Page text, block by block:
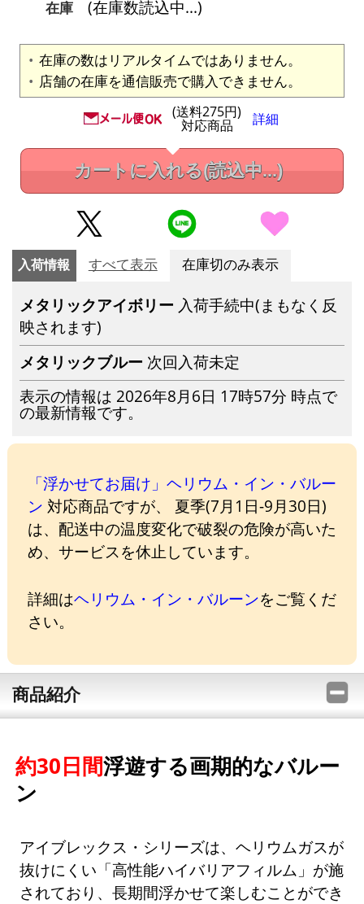
在庫
(在庫数読込中...)
在庫の数はリアルタイムではありません。
店舗の在庫を通信販売で購入できません。
(送料275円)
対応商品 詳細
カートに入れる(読込中...)
入荷情報 すべて表示 在庫切のみ表示
メタリックアイボリー 入荷手続中(まもなく反
映されます)
メタリックブルー 次回入荷未定
表示の情報は 2026年8月6日 17時57分 時点で
の最新情報です。
「浮かせてお届け」ヘリウム・イン・バルー
ン 対応商品ですが、 夏季(7月1日-9月30日)
は、配送中の温度変化で破裂の危険が高いた
め、サービスを休止しています。
詳細はヘリウム・イン・バルーンをご覧くだ
さい。
商品紹介
約30日間浮遊する画期的なバルー
ン
アイブレックス・シリーズは、ヘリウムガスが
抜けにくい「高性能ハイバリアフィルム」が施
されており、長期間浮かせて楽しむことができ